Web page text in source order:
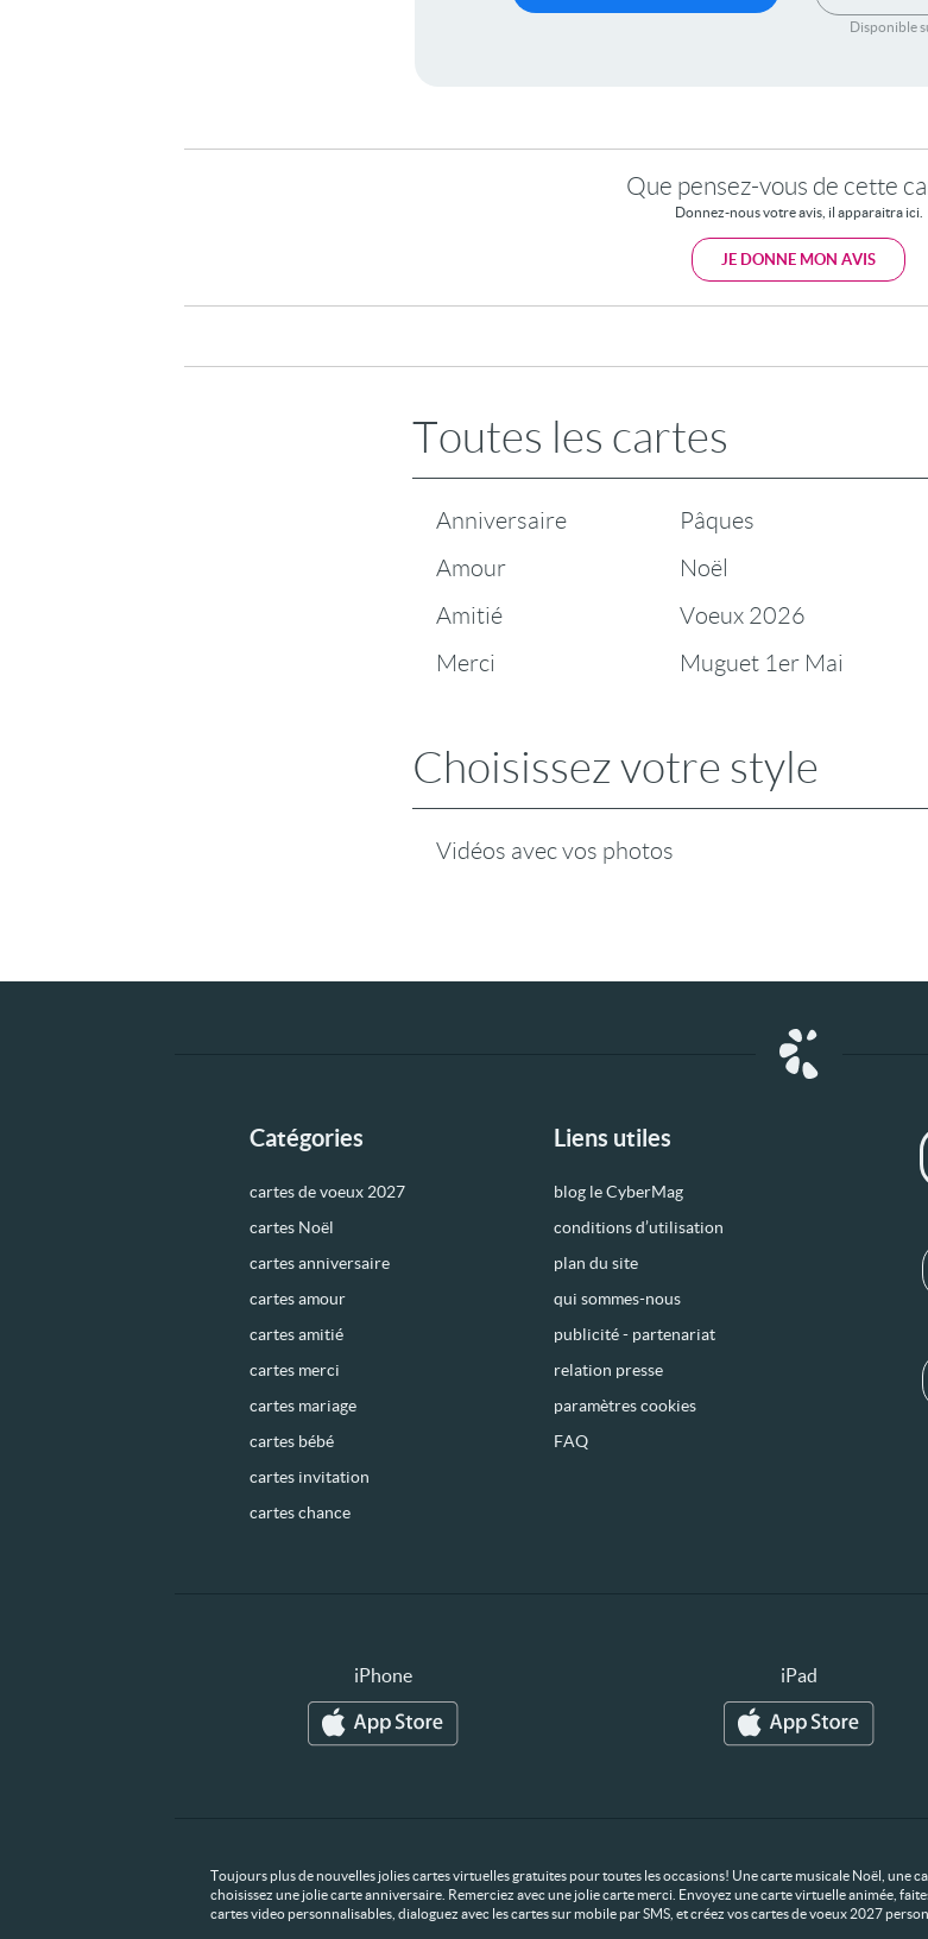
Disponible
Que pensez-vous de cette
Donnez-nous votre avis, il apparaitra ici.
JE DONNE MON AVIS
Toutes les cartes
Anniversaire
Amour
Amitié
Merci
Pâques
Noël
Voeux 2026
Muguet 1er Mai
Choisissez votre style
Vidéos avec vos photos
Catégories
cartes de voeux 2027
cartes Noël
cartes anniversaire
cartes amour
cartes amitié
cartes merci
cartes mariage
cartes bébé
cartes invitation
cartes chance
Liens utiles
blog le CyberMag
conditions d’utilisation
plan du site
qui sommes-nous
publicité - partenariat
relation presse
paramètres cookies
FAQ
iPhone iPad
Toujours plus de nouvelles jolies cartes virtuelles gratuites pour toutes les occasions! Une carte musicale Noël, une
choisissez une jolie carte anniversaire. Remerciez avec une jolie carte merci. Envoyez une carte virtuelle animée,
cartes video personnalisables, dialoguez avec les cartes sur mobile par SMS, et créez vos cartes de voeux 2027